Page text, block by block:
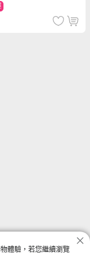
體驗，若您繼續瀏覽